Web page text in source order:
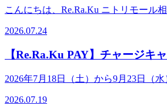
大野台6-1-1ニトリモール2F駐車場無
日(日)の空き状況】・１０：００～
７：００～ 皆様のご来店心よりお待
8370【営業時間】10:00-21:00(最終受
所】〒252-0331神奈川県相模原市南区
ル2F駐車場無料完備
こんにちは、Re.Ra.Ku ニトリモール
お部屋にいるとお身体が冷えて怠くな
体ほぐすと巡りが良くなって楽にな
はぜひ、ほぐしに来てくださいね♪さ
りましたら受け付けておりますので
さい♪【７月２４日(金)の空き状況】
2026.07.24
【Re.Ra.Ku PAY】チャージキ
2026年7月18日（土）から9月23日（
2026.07.19